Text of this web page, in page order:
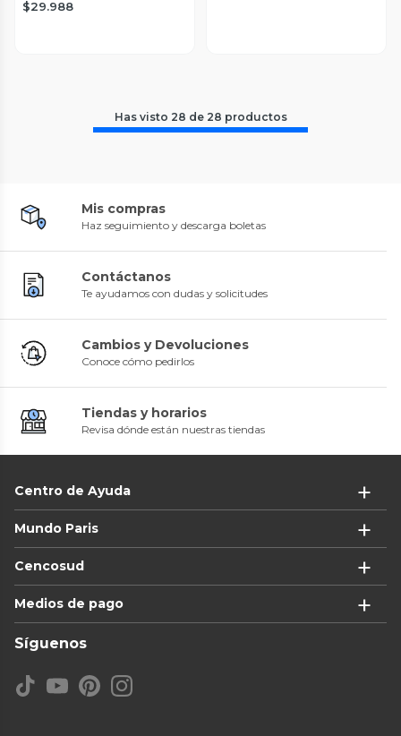
$29.988
Has visto 28 de 28 productos
Mis compras
Haz seguimiento y descarga boletas
Contáctanos
Te ayudamos con dudas y solicitudes
Cambios y Devoluciones
Conoce cómo pedirlos
Tiendas y horarios
Revisa dónde están nuestras tiendas
Centro de Ayuda
Mundo Paris
Cencosud
Medios de pago
Síguenos